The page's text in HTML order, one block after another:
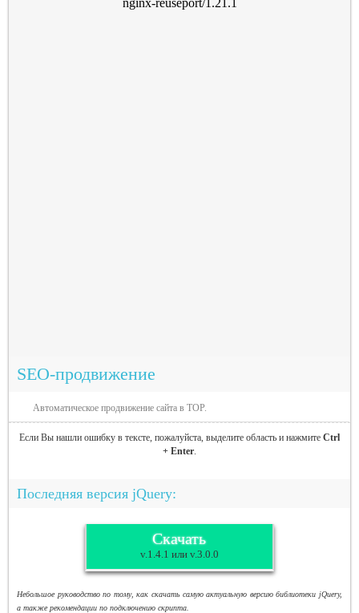
SEO-продвижение
Автоматическое продвижение сайта в TOP.
Если Вы нашли ошибку в тексте, пожалуйста, выделите область и нажмите Ctrl
+ Enter
Последняя версия jQuery:
Скачать
v.1.4.1 или v.3.0.0
Небольшое руководство по тому, как скачать самую актуальную версию библиотеки jQuery,
а также рекомендации по подключению скрипта.